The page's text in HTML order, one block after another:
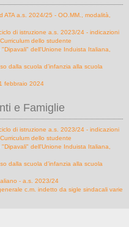
a.s. 2024/25 - OO.MM., modalità,
di istruzione a.s. 2023/24 - indicazioni
dello studente
dell'Unione Induista Italiana,
dalla scuola d’infanzia alla scuola
febbraio 2024
e Famiglie
di istruzione a.s. 2023/24 - indicazioni
dello studente
dell'Unione Induista Italiana,
dalla scuola d’infanzia alla scuola
- a.s. 2023/24
c.m. indetto da sigle sindacali varie